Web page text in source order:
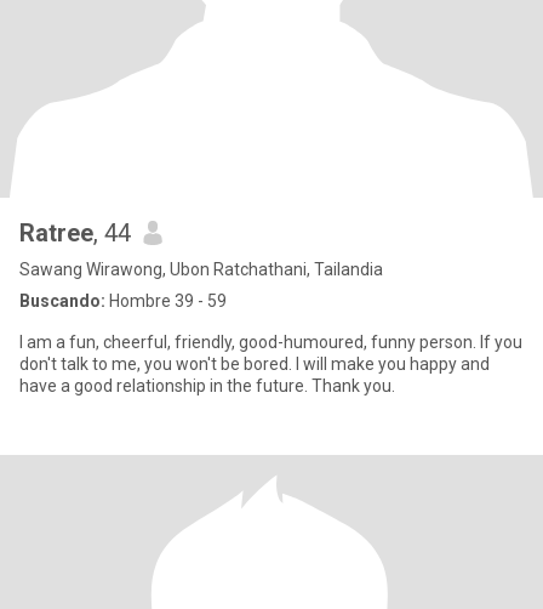
Ratree, 44
Sawang Wirawong, Ubon Ratchathani, Tailandia
Buscando: Hombre 39 - 59
I am a fun, cheerful, friendly, good-humoured, funny person. If you
don't talk to me, you won't be bored. I will make you happy and
have a good relationship in the future. Thank you.